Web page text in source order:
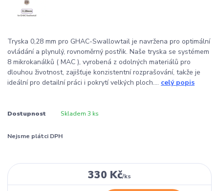
Tryska 0,28 mm pro GHAC-Swallowtail je navržena pro optimální
ovládání a plynulý, rovnoměrný postřik. Naše tryska se systémem
8 mikrokanálků ( MAC ), vyrobená z odolných materiálů pro
dlouhou životnost, zajišťuje konzistentní rozprašování, takže je
ideální pro detailní práci i pokrytí velkých ploch.... celý popis
Dostupnost Skladem 3 ks
Nejsme plátci DPH
330 Kč/ks